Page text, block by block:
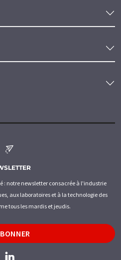
: notre newsletter consacrée à l'industrie
aux laboratoires et à la technologie des
tous les mardis et jeudis.